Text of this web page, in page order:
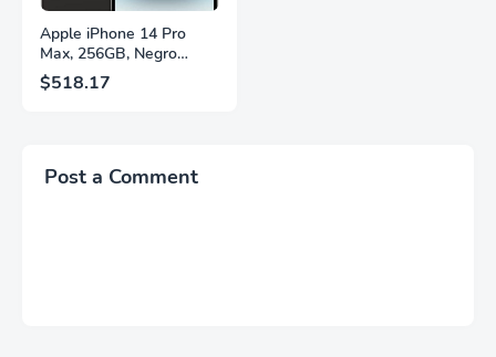
Apple iPhone 14 Pro
Max, 256GB, Negro
Espacial - Desbloqueado
(Renovado)
$518.17
Post a Comment